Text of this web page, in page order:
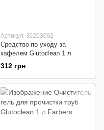
Артикул: 36203092
Средство по уходу за
кафелем Glutoclean 1 л
312 грн